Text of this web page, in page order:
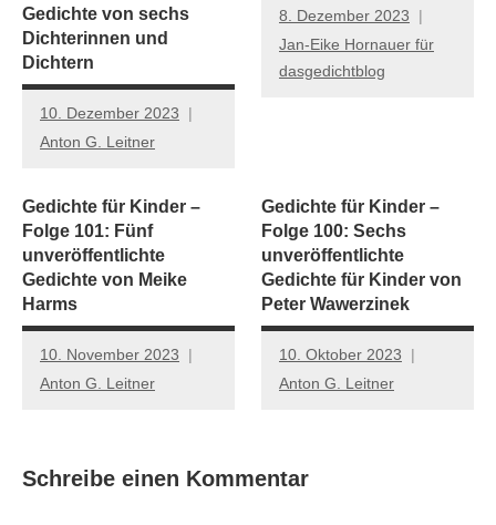
Gedichte von sechs
Dichterinnen und
Dichtern
10. Dezember 2023
Anton G. Leitner
8. Dezember 2023
Jan-Eike Hornauer für
dasgedichtblog
Gedichte für Kinder –
Folge 101: Fünf
unveröffentlichte
Gedichte von Meike
Harms
10. November 2023
Anton G. Leitner
Gedichte für Kinder –
Folge 100: Sechs
unveröffentlichte
Gedichte für Kinder von
Peter Wawerzinek
10. Oktober 2023
Anton G. Leitner
Schreibe einen Kommentar